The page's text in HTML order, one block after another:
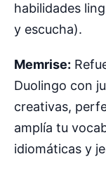
habilidades
y escucha).
Memrise:
Duolingo con
creativas,
amplía tu
idiomáticas y